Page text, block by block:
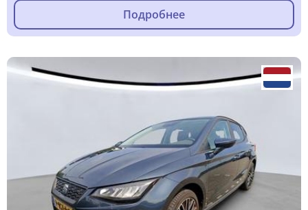
Подробнее